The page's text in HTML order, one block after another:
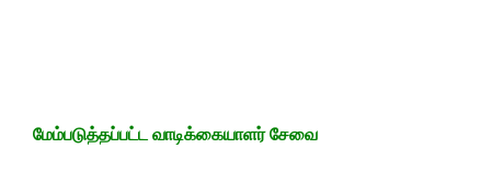
மேம்படுத்தப்பட்ட வாடிக்கையாளர் சேவை